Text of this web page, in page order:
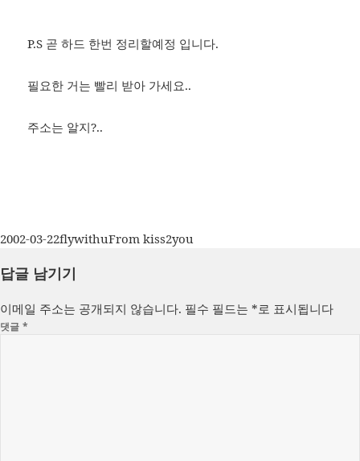
P.S 곧 하드 한번 정리할예정 입니다.
필요한 거는 빨리 받아 가세요..
주소는 알지?..
작
일
2002-03-22글
이
flywithu카
From kiss2you
답글 남기기
이메일 주소는 공개되지 않습니다. 필수 필드는 *로 표시됩니다
댓글*